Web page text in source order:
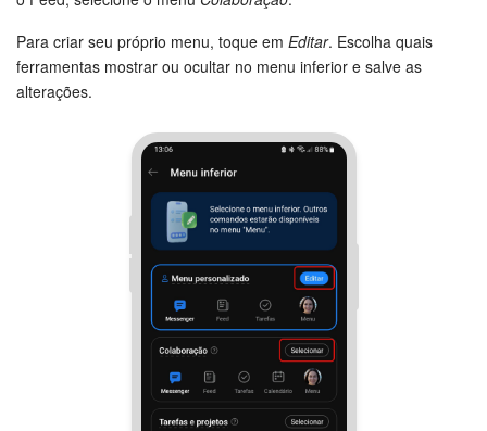
Para criar seu próprio menu, toque em Editar. Escolha quais
ferramentas mostrar ou ocultar no menu inferior e salve as
alterações.